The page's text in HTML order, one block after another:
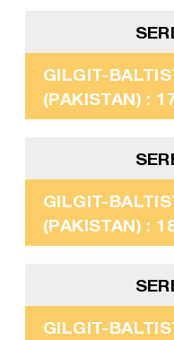
GILGIT-
(PAKISTAN) :
GILGIT-
(PAKISTAN) :
GILGIT-